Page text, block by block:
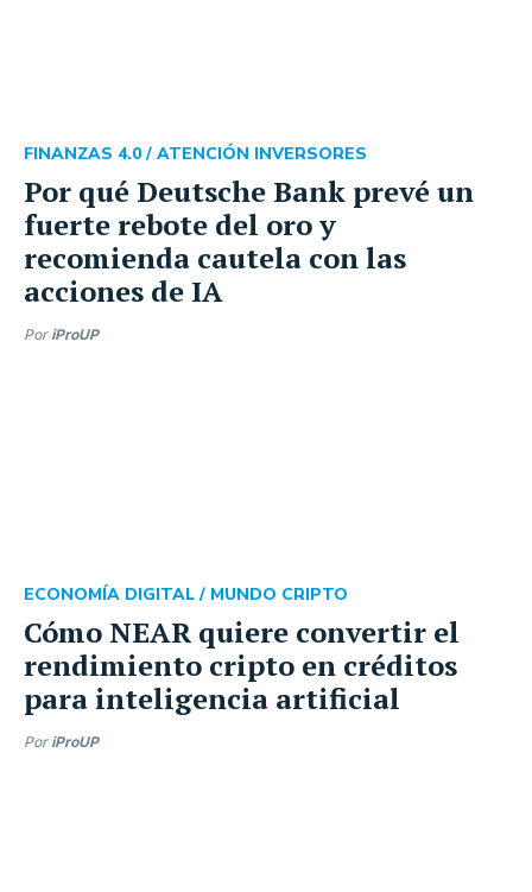
Por qué Deutsche Bank prevé un
fuerte rebote del oro y
recomienda cautela con las
acciones de IA
FINANZAS 4.0 / ATENCIÓN INVERSORES
Por iProUP
Cómo NEAR quiere convertir el
rendimiento cripto en créditos
para inteligencia artificial
ECONOMÍA DIGITAL / MUNDO CRIPTO
Por iProUP